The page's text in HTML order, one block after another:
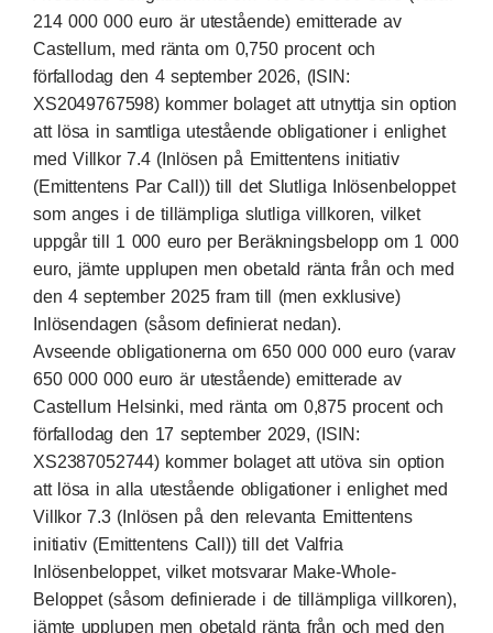
214 000 000 euro är utestående) emitterade av
Castellum, med ränta om 0,750 procent och
förfallodag den 4 september 2026, (ISIN:
XS2049767598) kommer bolaget att utnyttja sin option
att lösa in samtliga utestående obligationer i enlighet
med Villkor 7.4 (Inlösen på Emittentens initiativ
(Emittentens Par Call)) till det Slutliga Inlösenbeloppet
som anges i de tillämpliga slutliga villkoren, vilket
uppgår till 1 000 euro per Beräkningsbelopp om 1 000
euro, jämte upplupen men obetald ränta från och med
den 4 september 2025 fram till (men exklusive)
Inlösendagen (såsom definierat nedan).
Avseende obligationerna om 650 000 000 euro (varav
650 000 000 euro är utestående) emitterade av
Castellum Helsinki, med ränta om 0,875 procent och
förfallodag den 17 september 2029, (ISIN:
XS2387052744) kommer bolaget att utöva sin option
att lösa in alla utestående obligationer i enlighet med
Villkor 7.3 (Inlösen på den relevanta Emittentens
initiativ (Emittentens Call)) till det Valfria
Inlösenbeloppet, vilket motsvarar Make-Whole-
Beloppet (såsom definierade i de tillämpliga villkoren),
jämte upplupen men obetald ränta från och med den